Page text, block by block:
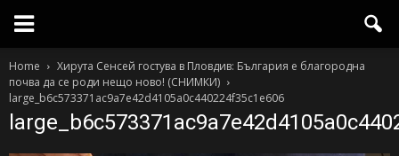
Home
Хирута Сенсей гостува в Пловдив: България е благородна
почва да се роди нещо ново! (СНИМКИ)
large_b6c573371ac9a7e42d4105a0c440224f35c1e606